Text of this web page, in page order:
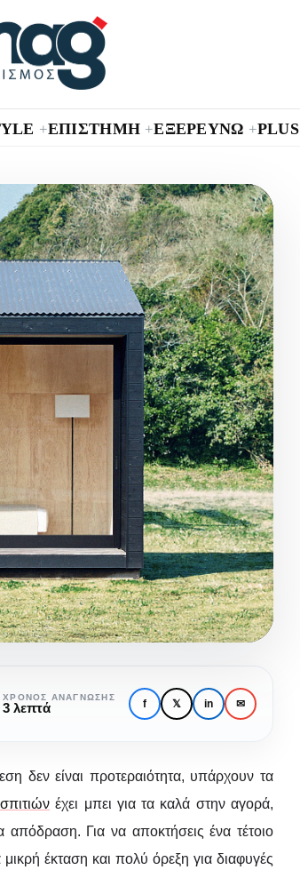
+ΕΠΙΣΤΗΜΗ +ΕΞΕΡΕΥΝΩ +PLUS
ΧΡΌΝΟΣ ΑΝΆΓΝΩΣΗΣ
3 λεπτά f 𝕏 in ✉
δεν είναι προτεραιότητα, υπάρχουν τα
σπιτιών έχει μπει για τα καλά στην αγορά,
Για να αποκτήσεις ένα τέτοιο
έκταση και πολύ όρεξη για διαφυγές